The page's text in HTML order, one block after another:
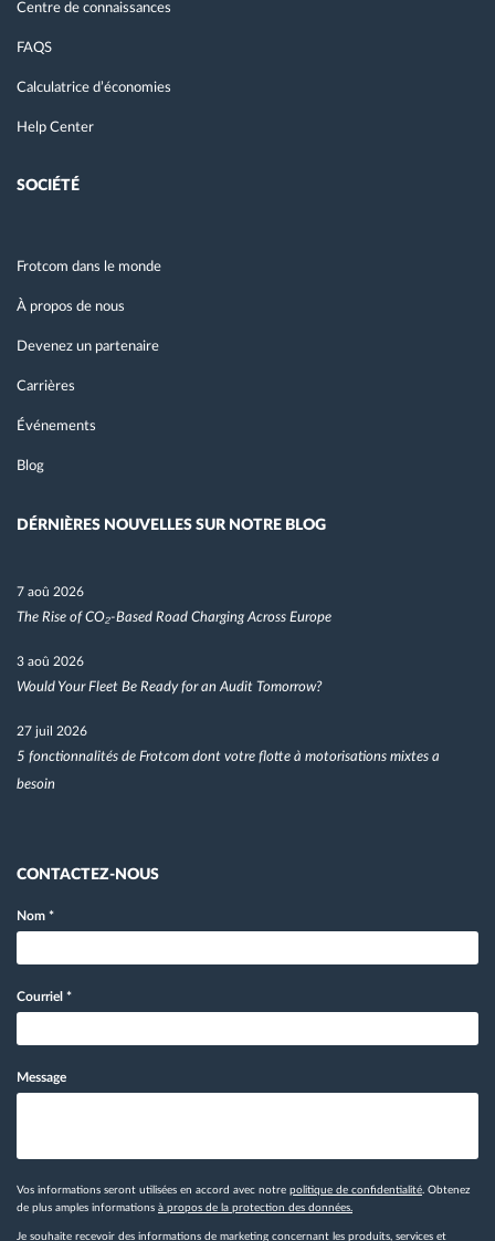
Centre de connaissances
FAQS
Calculatrice d’économies
Help Center
SOCIÉTÉ
Frotcom dans le monde
À propos de nous
Devenez un partenaire
Carrières
Événements
Blog
DÉRNIÈRES NOUVELLES SUR NOTRE BLOG
7 aoû 2026
The Rise of CO₂-Based Road Charging Across Europe
3 aoû 2026
Would Your Fleet Be Ready for an Audit Tomorrow?
27 juil 2026
5 fonctionnalités de Frotcom dont votre flotte à motorisations mixtes a
besoin
CONTACTEZ-NOUS
Nom *
Courriel *
Message
Vos informations seront utilisées en accord avec notre politique de confidentialité. Obtenez
de plus amples informations à propos de la protection des données.
Je souhaite recevoir des informations de marketing concernant les produits, services et